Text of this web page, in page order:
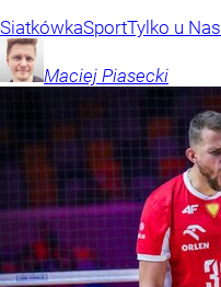
SiatkówkaSportTylko u Nas
Maciej Piasecki